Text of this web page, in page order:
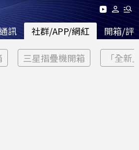
訊 社群/APP/網紅 開箱/評
三星摺疊機開箱 「全新